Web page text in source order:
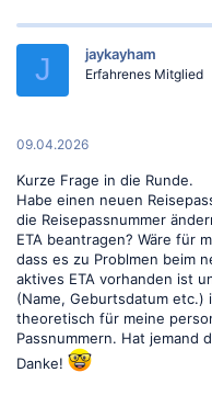
k
:
J jaykayham
Erfahrenes Mitglied
09.04.2026
Kurze Frage in die Runde.
Habe einen neuen
die Reisepassnummer
ETA beantragen? Wäre für
dass es zu Problmen beim
aktives ETA vorhanden ist
(Name, Geburtsdatum etc.)
theoretisch für meine
Passnummern. Hat jemand
Danke!